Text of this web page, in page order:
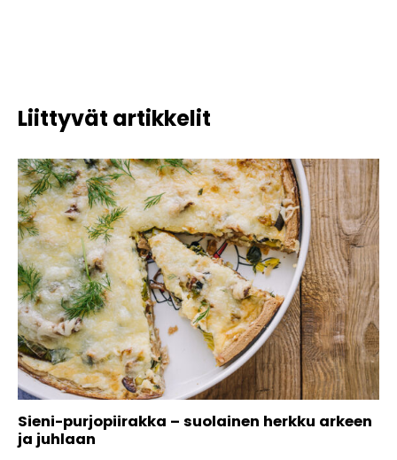
Liittyvät artikkelit
Sieni-purjopiirakka – suolainen herkku arkeen
ja juhlaan